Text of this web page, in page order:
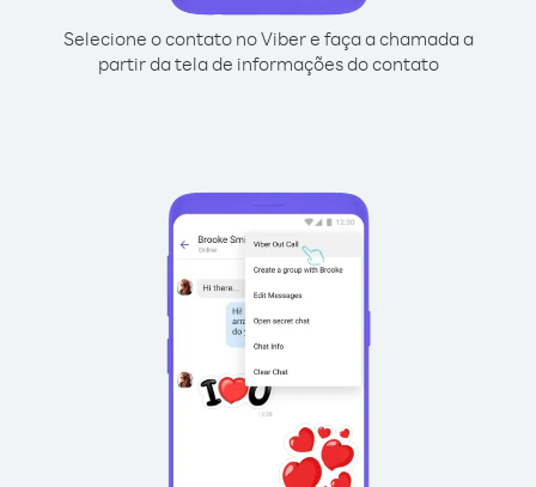
Selecione o contato no Viber e faça a chamada a
partir da tela de informações do contato